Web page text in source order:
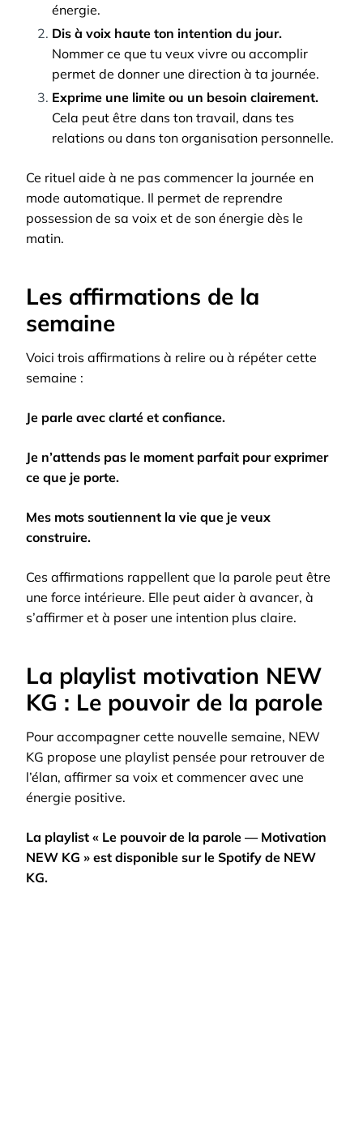
énergie.
Dis à voix haute ton intention du jour.
Nommer ce que tu veux vivre ou accomplir
permet de donner une direction à ta journée.
Exprime une limite ou un besoin clairement.
Cela peut être dans ton travail, dans tes
relations ou dans ton organisation personnelle.
Ce rituel aide à ne pas commencer la journée en
mode automatique. Il permet de reprendre
possession de sa voix et de son énergie dès le
matin.
Les affirmations de la
semaine
Voici trois affirmations à relire ou à répéter cette
semaine :
Je parle avec clarté et confiance.
Je n’attends pas le moment parfait pour exprimer
ce que je porte.
Mes mots soutiennent la vie que je veux
construire.
Ces affirmations rappellent que la parole peut être
une force intérieure. Elle peut aider à avancer, à
s’affirmer et à poser une intention plus claire.
La playlist motivation NEW
KG : Le pouvoir de la parole
Pour accompagner cette nouvelle semaine, NEW
KG propose une playlist pensée pour retrouver de
l’élan, affirmer sa voix et commencer avec une
énergie positive.
La playlist « Le pouvoir de la parole — Motivation
NEW KG » est disponible sur le Spotify de NEW
KG.